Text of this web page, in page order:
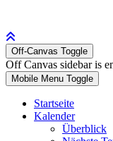
Off-Canvas Toggle
Off Canvas sidebar is
Mobile Menu Toggle
Startseite
Kalender
Überblick